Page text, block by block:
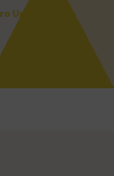
Universitario